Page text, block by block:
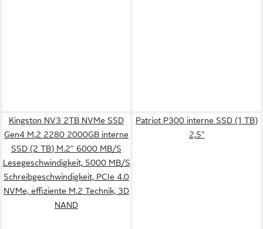
Kingston NV3 2TB NVMe SSD
Gen4 M.2 2280 2000GB interne
SSD (2 TB) M.2" 6000 MB/S
Lesegeschwindigkeit, 5000 MB/S
Schreibgeschwindigkeit, PCIe 4.0
NVMe, effiziente M.2 Technik, 3D
NAND
Patriot P300 interne SSD (1 TB)
2,5"